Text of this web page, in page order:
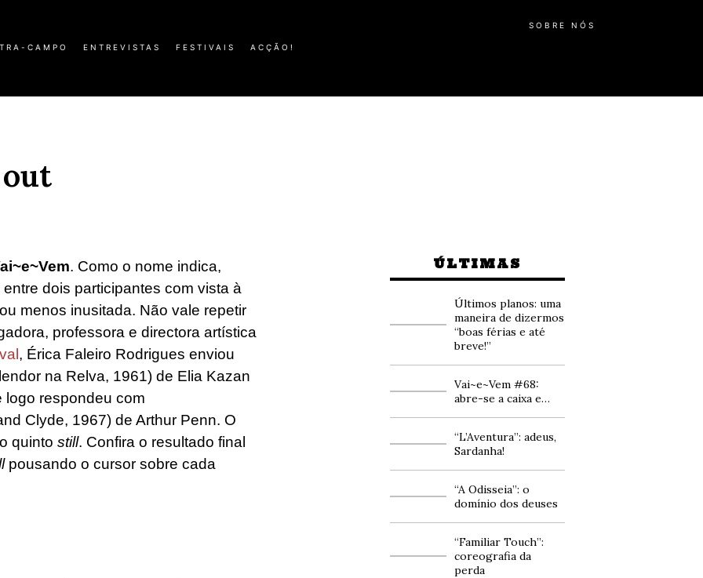
CAMPO ENTREVISTAS FESTIVAIS ACÇÃO!
SOBRE NÓS
. Como o nome indica,
entre dois participantes com vista à
menos inusitada. Não vale repetir
professora e directora artística
, Érica Faleiro Rodrigues enviou
na Relva, 1961) de Elia Kazan
logo respondeu com
Clyde, 1967) de Arthur Penn. O
quinto still. Confira o resultado final
pousando o cursor sobre cada
ÚLTIMAS
Últimos planos: uma
maneira de dizermos
“boas férias e até
breve!”
Vai~e~Vem #68:
abre-se a caixa e…
“L’Aventura”: adeus,
Sardanha!
“A Odisseia”: o
domínio dos deuses
“Familiar Touch”:
coreografia da
perda